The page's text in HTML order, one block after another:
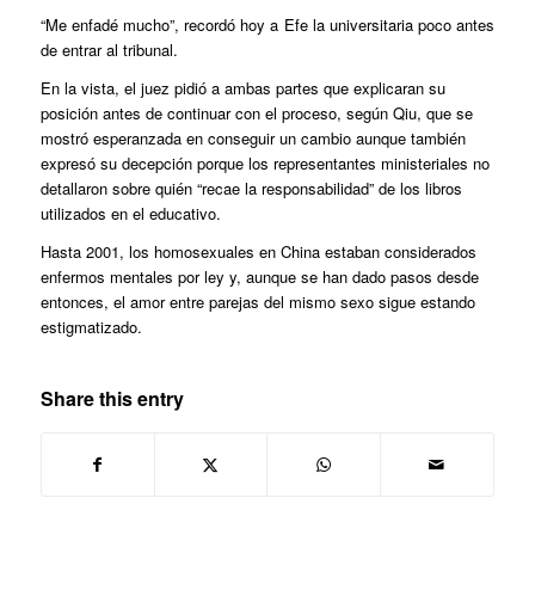
“Me enfadé mucho”, recordó hoy a Efe la universitaria poco antes
de entrar al tribunal.
En la vista, el juez pidió a ambas partes que explicaran su
posición antes de continuar con el proceso, según Qiu, que se
mostró esperanzada en conseguir un cambio aunque también
expresó su decepción porque los representantes ministeriales no
detallaron sobre quién “recae la responsabilidad” de los libros
utilizados en el educativo.
Hasta 2001, los homosexuales en China estaban considerados
enfermos mentales por ley y, aunque se han dado pasos desde
entonces, el amor entre parejas del mismo sexo sigue estando
estigmatizado.
Share this entry